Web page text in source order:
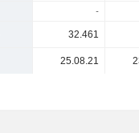
-
32.461
25.08.21